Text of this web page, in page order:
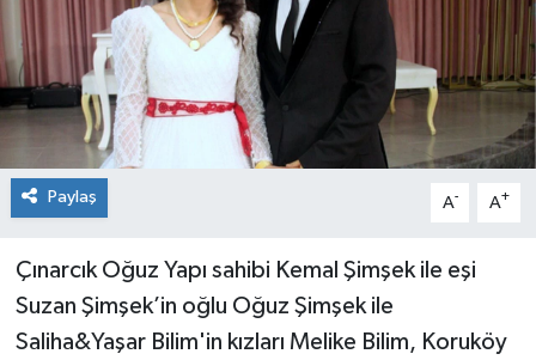
Paylaş A- A+
Çınarcık Oğuz Yapı sahibi Kemal Şimşek ile eşi
Suzan Şimşek’in oğlu Oğuz Şimşek ile
Saliha&Yaşar Bilim'in kızları Melike Bilim, Koruköy